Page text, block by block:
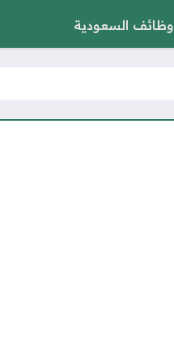
وظائف السعودية